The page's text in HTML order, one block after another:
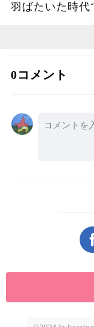
羽ばたいた時代
には個性豊か
化が幕を閉じた
まず注目したい
す。1983年登
スとなる3気筒
勢は、当時の
0コメント